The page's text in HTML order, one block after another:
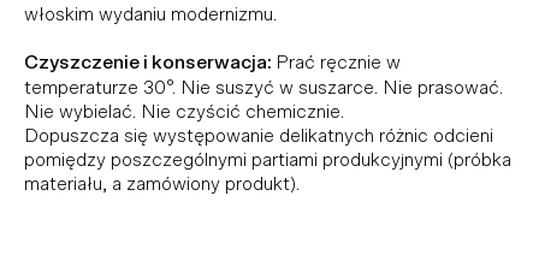
włoskim wydaniu modernizmu.
Czyszczenie i konserwacja: Prać ręcznie w
temperaturze 30°. Nie suszyć w suszarce. Nie prasować.
Nie wybielać. Nie czyścić chemicznie.
Dopuszcza się występowanie delikatnych różnic odcieni
pomiędzy poszczególnymi partiami produkcyjnymi (próbka
materiału, a zamówiony produkt).